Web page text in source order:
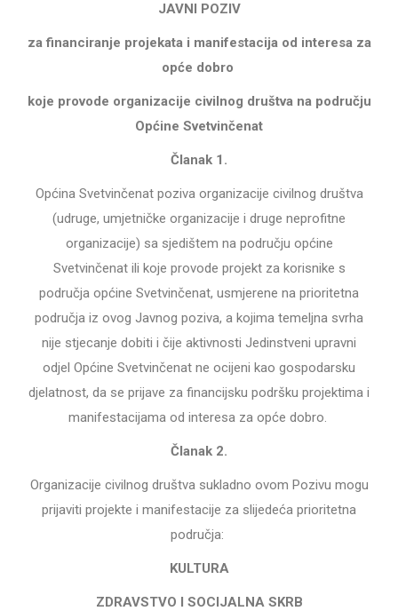
JAVNI POZIV
za financiranje projekata i manifestacija od interesa za
opće dobro
koje provode organizacije civilnog društva na području
Općine Svetvinčenat
Članak 1.
Općina Svetvinčenat poziva organizacije civilnog društva
(udruge, umjetničke organizacije i druge neprofitne
organizacije) sa sjedištem na području općine
Svetvinčenat ili koje provode projekt za korisnike s
područja općine Svetvinčenat, usmjerene na prioritetna
područja iz ovog Javnog poziva, a kojima temeljna svrha
nije stjecanje dobiti i čije aktivnosti Jedinstveni upravni
odjel Općine Svetvinčenat ne ocijeni kao gospodarsku
djelatnost, da se prijave za financijsku podršku projektima i
manifestacijama od interesa za opće dobro.
Članak 2.
Organizacije civilnog društva sukladno ovom Pozivu mogu
prijaviti projekte i manifestacije za slijedeća prioritetna
područja:
KULTURA
ZDRAVSTVO I SOCIJALNA SKRB